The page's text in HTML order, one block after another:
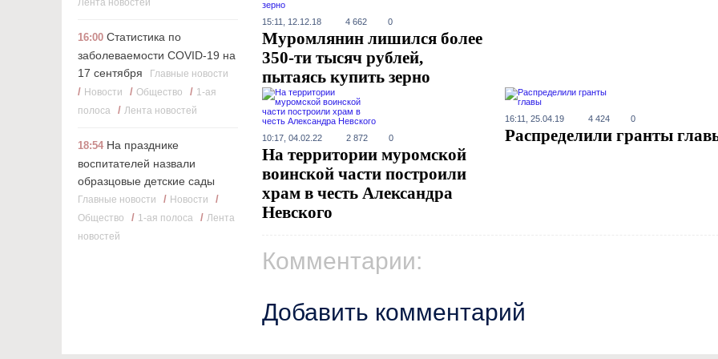
Лента новостей
16:00 Статистика по
заболеваемости COVID-19 на
17 сентября
Главные новости
/ Новости / Общество / 1-ая
полоса
/ Лента новостей
18:54 На празднике
воспитателей назвали
образцовые детские сады
Главные новости / Новости /
Общество / 1-ая полоса / Лента
новостей
15:11, 12.12.18 4 662 0
Муромлянин лишился более
350-ти тысяч рублей,
пытаясь купить зерно
10:17, 04.02.22 2 872 0
На территории муромской
воинской части построили
храм в честь Александра
Невского
16:11, 25.04.19 4 424 0
Распределили гранты
Комментарии:
Добавить комментарий